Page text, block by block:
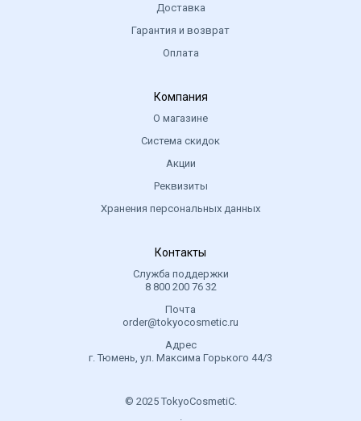
Доставка
Гарантия и возврат
Оплата
Компания
О магазине
Система скидок
Акции
Реквизиты
Хранения персональных данных
Контакты
Служба поддержки
8 800 200 76 32
Почта
order@tokyocosmetic.ru
Адрес
г. Тюмень, ул. Максима Горького 44/3
© 2025 TokyoCosmetiC.
.